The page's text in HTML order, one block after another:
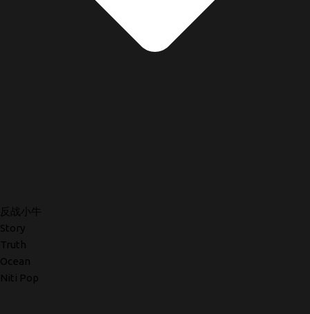
反战小牛
Story
Truth
Ocean
Niti Pop